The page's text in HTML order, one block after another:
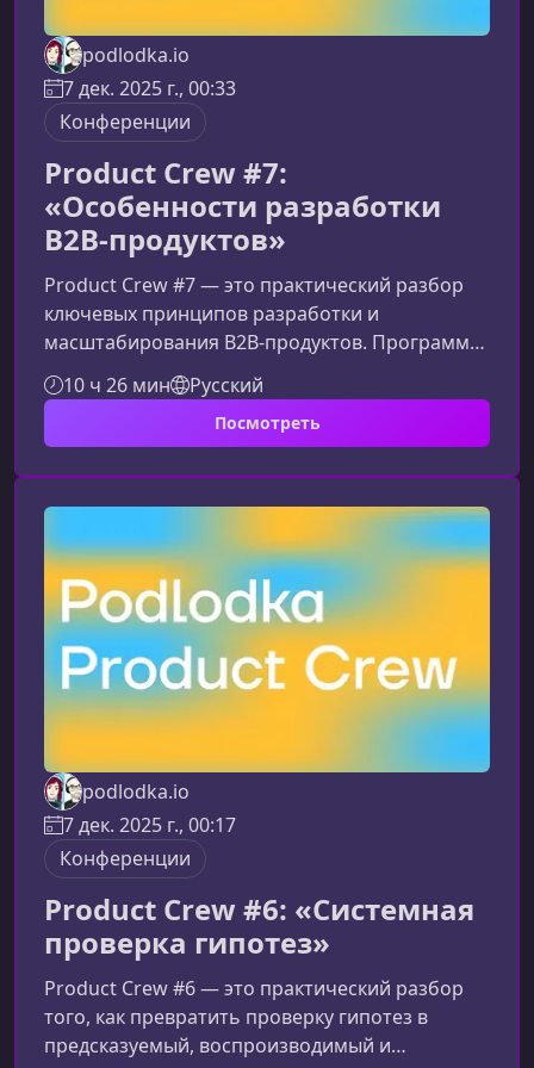
podlodka.io
7 дек. 2025 г., 00:33
Конференции
Product Crew #7:
«Особенности разработки
B2B-продуктов»
Product Crew #7 — это практический разбор
ключевых принципов разработки и
масштабирования B2B‑продуктов. Программа
помогает продактам понять, как выстраивать
процессы и принимать решения в условиях
длинного цикла продаж, сложных
корпоративными клиентами.Что даст участие
в сезонеСезон помогает системно
разобраться в том, как работает
B2B‑продуктовая модель — от поиска
жизнеспособных идей до построения устойч
10 ч 26 мин Русский
Посмотреть
podlodka.io
7 дек. 2025 г., 00:17
Конференции
Product Crew #6: «Системная
проверка гипотез»
Product Crew #6 — это практический разбор
того, как превратить проверку гипотез в
предсказуемый, воспроизводимый и